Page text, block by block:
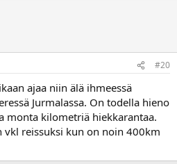
#20
ajaa niin älä ihmeessä
Jurmalassa. On todella hieno
monta kilometriä hiekkarantaa.
reissuksi kun on noin 400km